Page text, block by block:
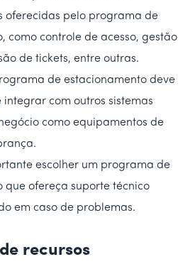
oferecidas pelo programa de
como controle de acesso, gestão
de tickets, entre outras.
de estacionamento deve
integrar com outros sistemas
como equipamentos de
escolher um programa de
que ofereça suporte técnico
em caso de problemas.
recursos